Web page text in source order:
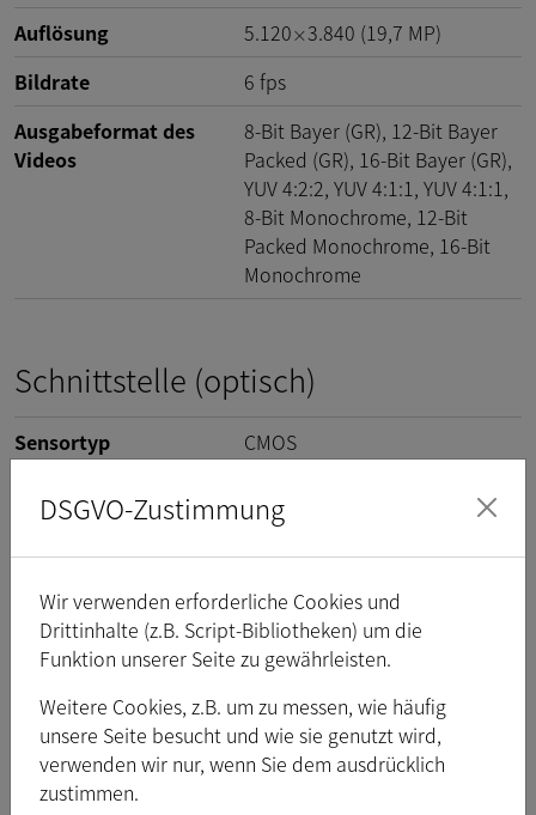
Auflösung
5.120×3.840 (19,7 MP)
Bildrate
6 fps
Ausgabeformat des
Videos
8-Bit Bayer (GR), 12-Bit Bayer
Packed (GR), 16-Bit Bayer (GR),
YUV 4:2:2, YUV 4:1:1, YUV 4:1:1,
8-Bit Monochrome, 12-Bit
Packed Monochrome, 16-Bit
Monochrome
Schnittstelle (optisch)
Sensortyp
CMOS
Sensors
Format
1/1,8inch
Pixelgröße
H:1,4µm, V:1,4µm
Sensorgröße
H: 7,2 mm, V: 5,4 mm
Sensor diagonal
9,0 mm
DSGVO-Zustimmung
Wir verwenden erforderliche Cookies und
Drittinhalte (z.B. Script-Bibliotheken) um die
Funktion unserer Seite zu gewährleisten.
Weitere Cookies, z.B. um zu messen, wie häufig
unsere Seite besucht und wie sie genutzt wird,
verwenden wir nur, wenn Sie dem ausdrücklich
zustimmen.